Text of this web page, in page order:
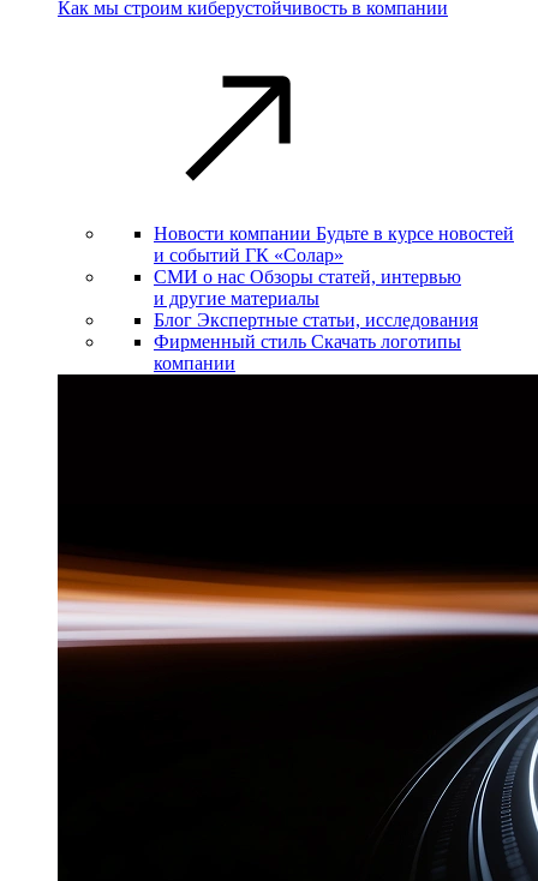
Как мы строим киберустойчивость в компании
Новости компании Будьте в курсе новостей
и событий ГК «Солар»
СМИ о нас Обзоры статей, интервью
и другие материалы
Блог Экспертные статьи, исследования
Фирменный стиль Скачать логотипы
компании